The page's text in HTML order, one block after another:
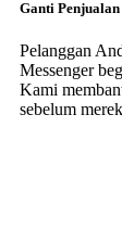
Ganti
Pelanggan
Messenger
Kami
sebelum